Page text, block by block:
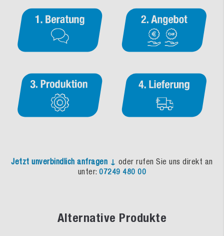
Jetzt unverbindlich anfragen ↓ oder rufen Sie uns direkt an
unter:07249 480 00
Alternative Produkte